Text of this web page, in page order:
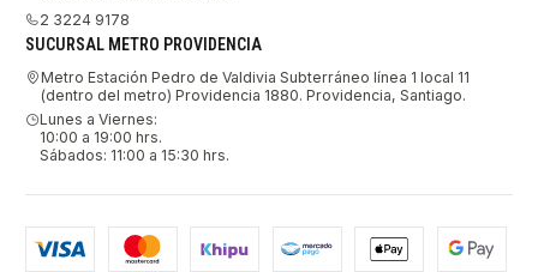
2 3224 9178
SUCURSAL METRO PROVIDENCIA
Metro Estación Pedro de Valdivia Subterráneo línea 1 local 11
(dentro del metro) Providencia 1880. Providencia, Santiago.
Lunes a Viernes:
10:00 a 19:00 hrs.
Sábados: 11:00 a 15:30 hrs.